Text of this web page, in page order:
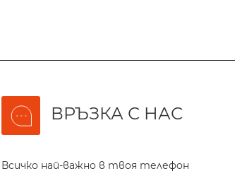
ВРЪЗКА С НАС
Всичко най-важно в твоя телефон